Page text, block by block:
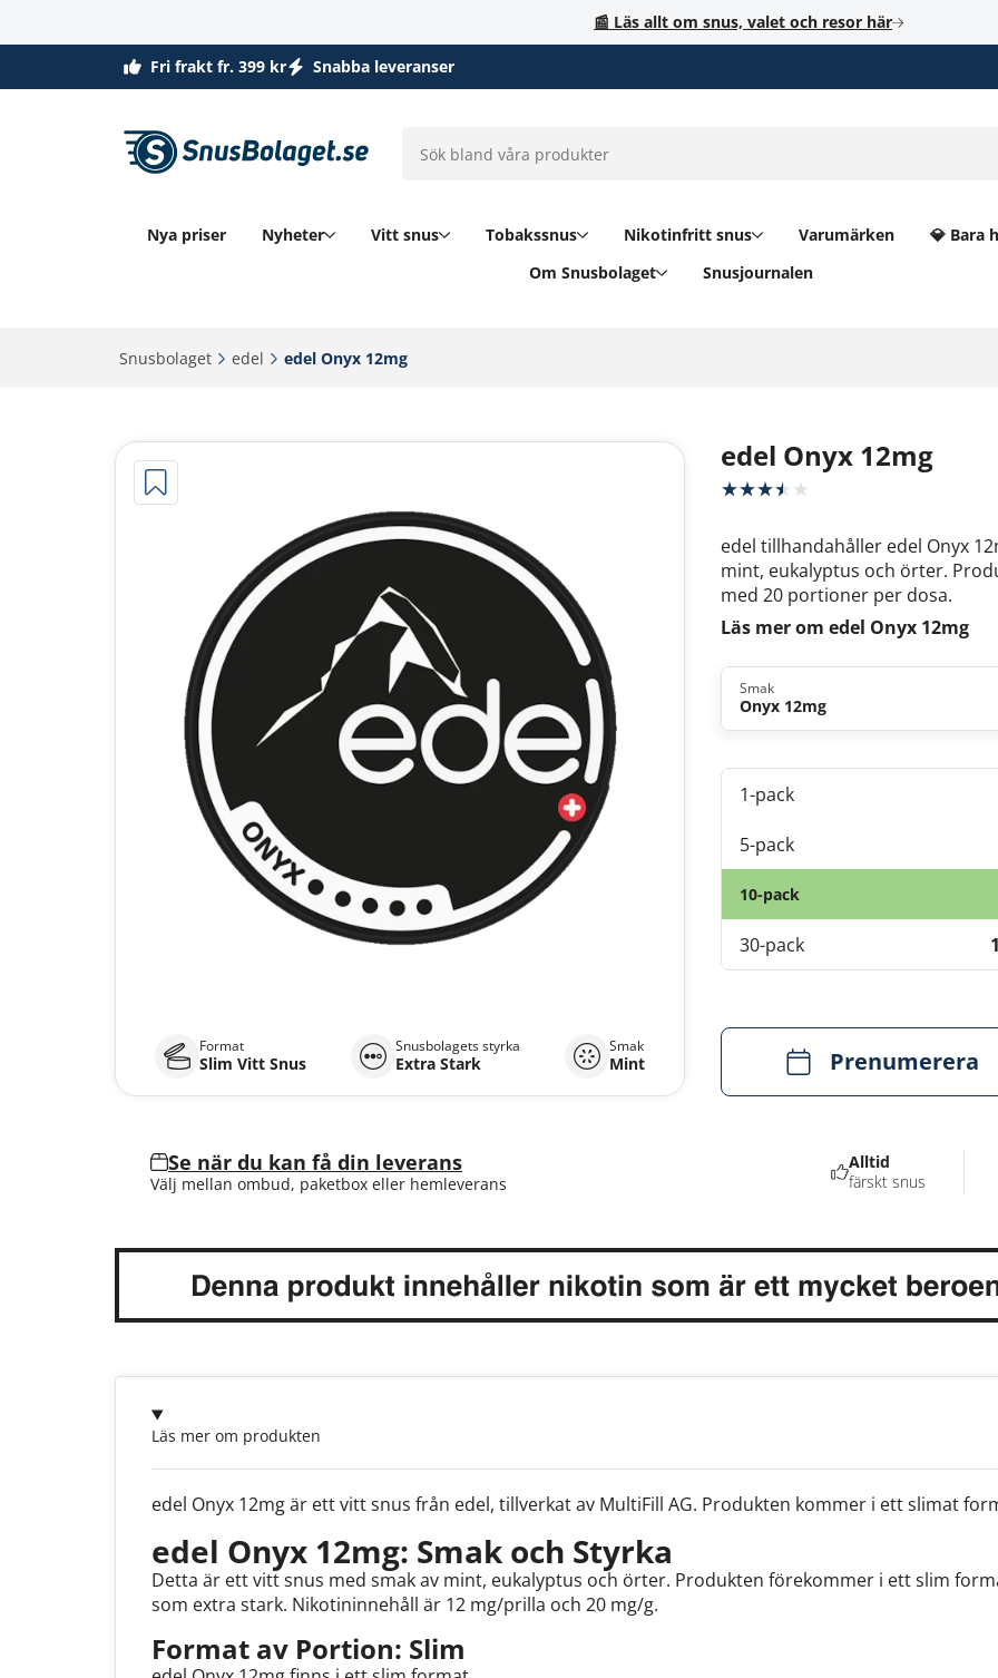
📰 Läs allt om snus, valet och resor här
Fri frakt fr. 399 kr Snabba leveranser
Nya priser Nyheter Vitt snus Tobakssnus Nikotinfritt snus Varumärken 💎 Bara
Om Snusbolaget
Snusjournalen
Snusbolaget‎ edel‎ edel Onyx 12mg‎
edel Onyx 12mg
edel tillhandahåller edel Onyx
mint, eukalyptus och örter.
med 20 portioner per dosa.
Läs mer om edel Onyx 12mg
Format
Slim Vitt Snus
Snusbolagets styrka
Extra Stark
Smak
Mint
Smak
Onyx 12mg
1-pack
5-pack
10-pack
30-pack
Prenumerera
Se när du kan få din leverans
Välj mellan ombud, paketbox eller hemleverans
Läs mer om produkten
edel Onyx 12mg är ett vitt snus från edel, tillverkat av MultiFill AG. Produkten kommer i ett slimat
edel Onyx 12mg: Smak och Styrka
Detta är ett vitt snus med smak av mint, eukalyptus och örter. Produkten förekommer i ett slim
som extra stark. Nikotininnehåll är 12 mg/prilla och 20 mg/g.
Format av Portion: Slim
Alltid
färskt snus